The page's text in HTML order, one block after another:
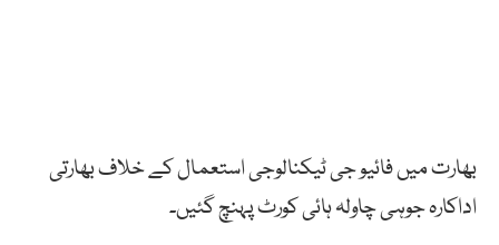
بھارت میں فائیو جی ٹیکنالوجی استعمال کے خلاف بھارتی
اداکارہ جوہی چاولہ ہائی کورٹ پہنچ گئیں۔